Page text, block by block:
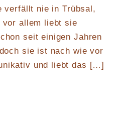
verfällt nie in Trübsal,
vor allem liebt sie
seit einigen Jahren
sie ist nach wie vor
und liebt das […]